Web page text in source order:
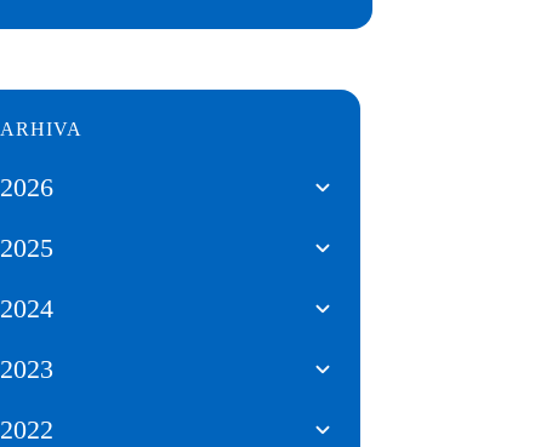
ARHIVA
2026
2025
2024
2023
2022